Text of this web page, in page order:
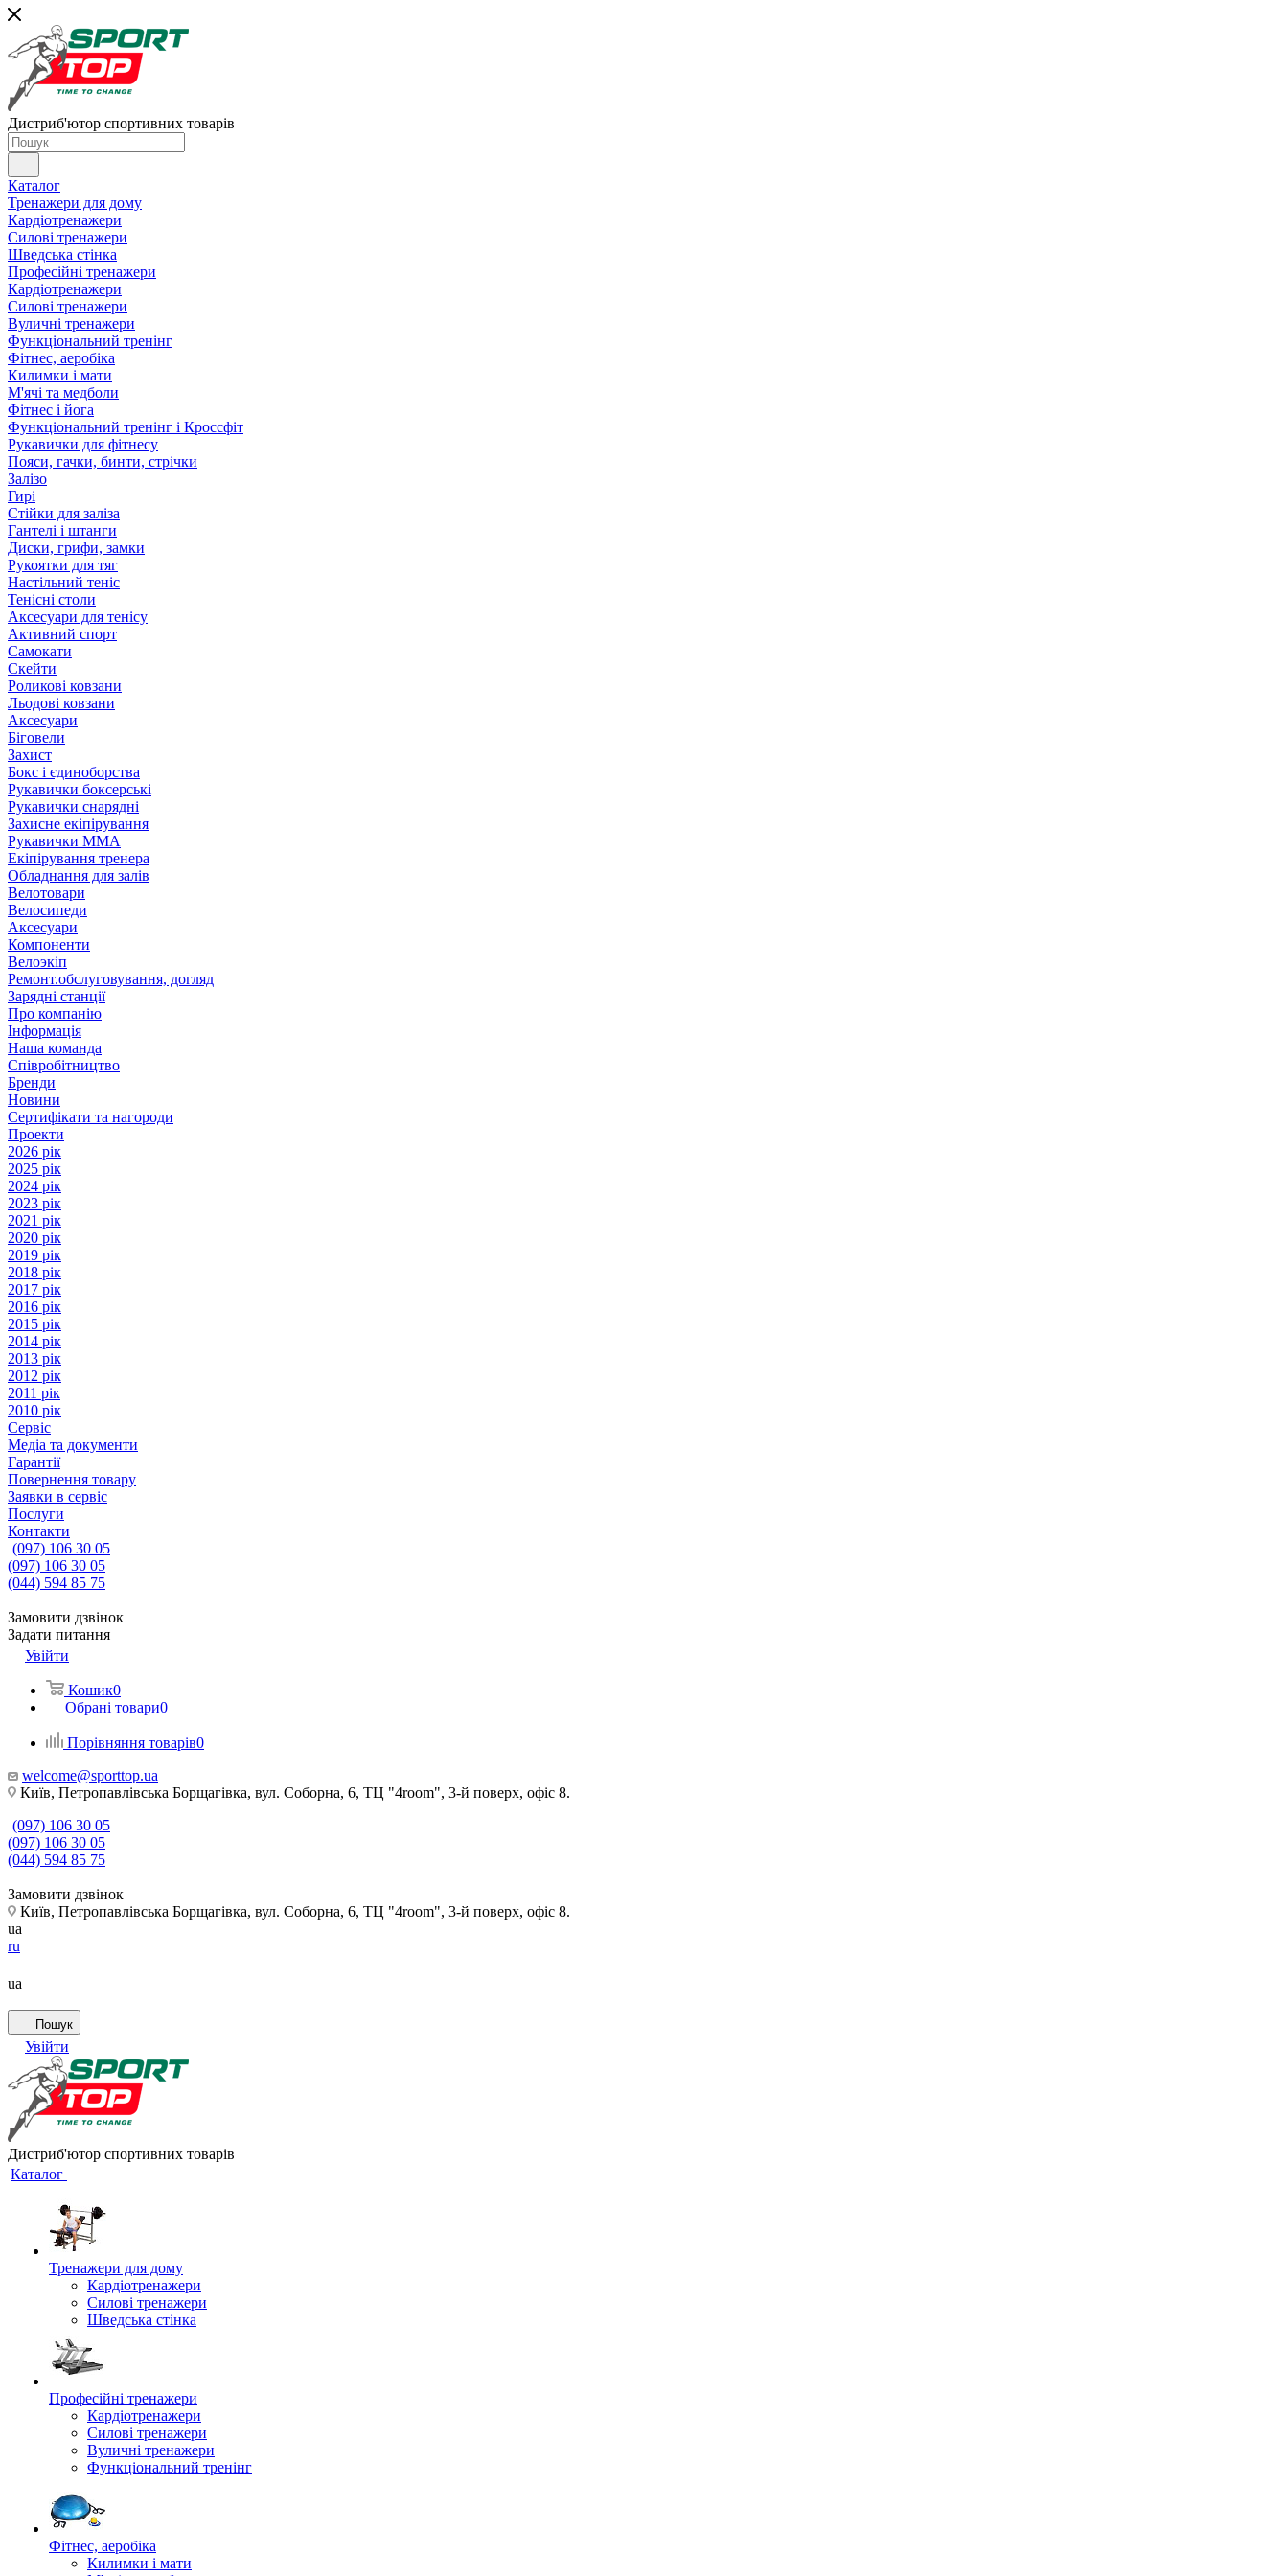
Дистриб'ютор спортивних товарів
Каталог
Тренажери для дому
Кардіотренажери
Силові тренажери
Шведська стінка
Професійні тренажери
Кардіотренажери
Силові тренажери
Вуличні тренажери
Функціональний тренінг
Фітнес, аеробіка
Килимки і мати
М'ячі та медболи
Фітнес і йога
Функціональний тренінг і Кроссфіт
Рукавички для фітнесу
Пояси, гачки, бинти, стрічки
Залізо
Гирі
Стійки для заліза
Гантелі і штанги
Диски, грифи, замки
Рукоятки для тяг
Настільний теніс
Тенісні столи
Аксесуари для тенісу
Активний спорт
Самокати
Скейти
Роликові ковзани
Льодові ковзани
Аксесуари
Біговели
Захист
Бокс і єдиноборства
Рукавички боксерські
Рукавички снарядні
Захисне екіпірування
Рукавички ММА
Екіпірування тренера
Обладнання для залів
Велотовари
Велосипеди
Аксесуари
Компоненти
Велоэкіп
Ремонт.обслуговування, догляд
Зарядні станції
Про компанію
Інформація
Наша команда
Співробітництво
Бренди
Новини
Сертифікати та нагороди
Проекти
2026 рік
2025 рік
2024 рік
2023 рік
2021 рік
2020 рік
2019 рік
2018 рік
2017 рік
2016 рік
2015 рік
2014 рік
2013 рік
2012 рік
2011 рік
2010 рік
Сервіс
Медіа та документи
Гарантії
Повернення товару
Заявки в сервіс
Послуги
Контакти
(097) 106 30 05
(097) 106 30 05
(044) 594 85 75
Замовити дзвінок
Задати питання
Увійти
Кошик0
Обрані товари0
Порівняння товарів0
welcome@sporttop.ua
Київ, Петропавлівська Борщагівка, вул. Соборна, 6, ТЦ "4room", 3-й поверх, офіс 8.
(097) 106 30 05
(097) 106 30 05
(044) 594 85 75
Замовити дзвінок
Київ, Петропавлівська Борщагівка, вул. Соборна, 6, ТЦ "4room", 3-й поверх, офіс 8.
ua
ru
ua
Пошук
Увійти
Дистриб'ютор спортивних товарів
Каталог
Тренажери для дому
Кардіотренажери
Силові тренажери
Шведська стінка
Професійні тренажери
Кардіотренажери
Силові тренажери
Вуличні тренажери
Функціональний тренінг
Фітнес, аеробіка
Килимки і мати